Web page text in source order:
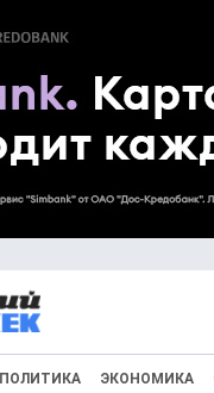
ПОЛИТИКА ЭКОНОМИКА